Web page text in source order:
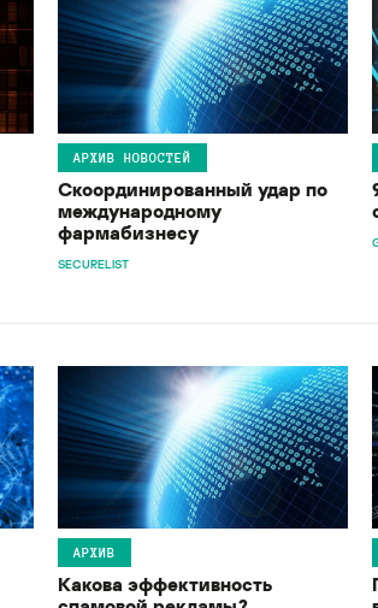
АРХИВ НОВОСТЕЙ
Скоординированный удар по
международному
фармабизнесу
SECURELIST
АРХИВ
Какова эффективность